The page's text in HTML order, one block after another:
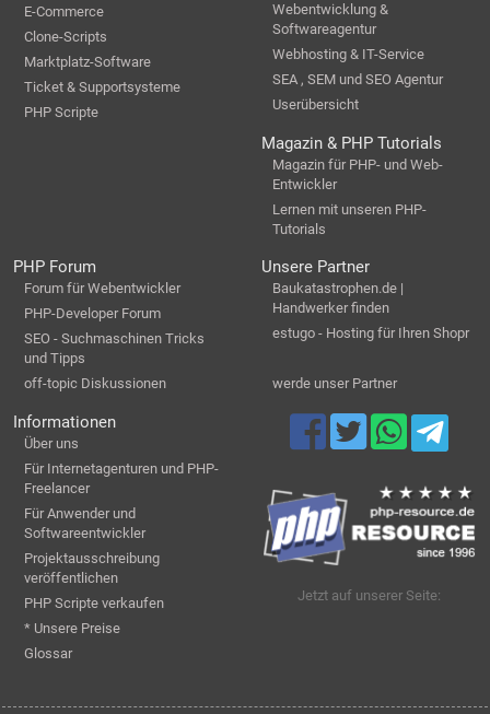
E-Commerce
Clone-Scripts
Marktplatz-Software
Ticket & Supportsysteme
PHP Scripte
Webentwicklung &
Softwareagentur
Webhosting & IT-Service
SEA , SEM und SEO Agentur
Userübersicht
Magazin & PHP Tutorials
Magazin für PHP- und Web-
Entwickler
Lernen mit unseren PHP-
Tutorials
PHP Forum
Forum für Webentwickler
PHP-Developer Forum
SEO - Suchmaschinen Tricks
und Tipps
off-topic Diskussionen
Unsere Partner
Baukatastrophen.de |
Handwerker finden
estugo - Hosting für Ihren Shopr
werde unser Partner
Informationen
Über uns
Für Internetagenturen und PHP-
Freelancer
Für Anwender und
Softwareentwickler
Projektausschreibung
veröffentlichen
PHP Scripte verkaufen
* Unsere Preise
Glossar
Jetzt auf unserer Seite: